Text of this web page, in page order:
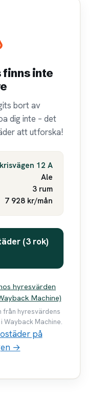
finns inte
bort av
dig inte – det
att utforska!
12 A
Ale
3 rum
7 928 kr/mån
(3 rok)
hyresvärden
Machine)
från hyresvärdens
Wayback Machine.
på
→